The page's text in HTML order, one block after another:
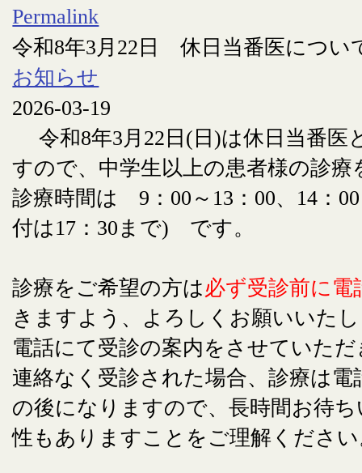
Permalink
令和8年3月22日 休日当番医につい
お知らせ
2026-03-19
令和8年3月22日(日)は休日当番医
すので、中学生以上の患者様の診療
診療時間は 9：00～13：00、14：
付は17：30まで) です。
診療をご希望の方は必ず受診前に電
きますよう、よろしくお願いいた
電話にて受診の案内をさせていた
連絡なく受診された場合、診療は電
の後になりますので、長時間お待
性もありますことをご理解くださ